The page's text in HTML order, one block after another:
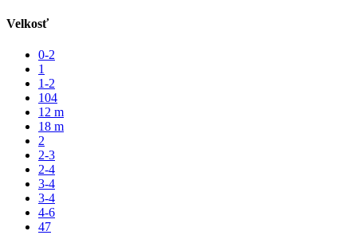
Velkosť
0-2
1
1-2
104
12 m
18 m
2
2-3
2-4
3-4
3-4
4-6
47